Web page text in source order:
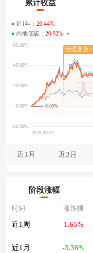
累计收益
近1年： 20.44%
内地低碳： 20.92%
0.00%
近1月 近3月
阶段涨幅
时间 涨跌幅
近1周 1.65%
近1月 -3.36%